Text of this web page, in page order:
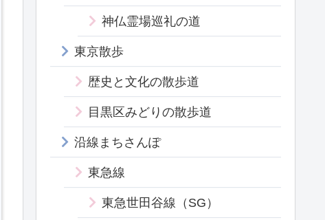
神仏霊場巡礼の道
東京散歩
歴史と文化の散歩道
目黒区みどりの散歩道
沿線まちさんぽ
東急線
東急世田谷線（SG）